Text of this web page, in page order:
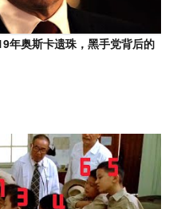
年奥斯卡遗珠，黑手党背后的